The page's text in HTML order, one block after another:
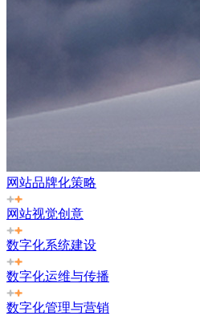
网站品牌化策略
网站视觉创意
数字化系统建设
数字化运维与传播
数字化管理与营销